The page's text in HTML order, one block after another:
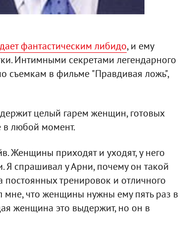
фантастическим либидо, и ему
Интимными секретами легендарного
съемкам в фильме "Правдивая ложь",
целый гарем женщин, готовых
в любой момент.
Женщины приходят и уходят, у него
Я спрашивал у Арни, почему он такой
постоянных тренировок и отличного
мне, что женщины нужны ему пять раз в
женщина это выдержит, но он в